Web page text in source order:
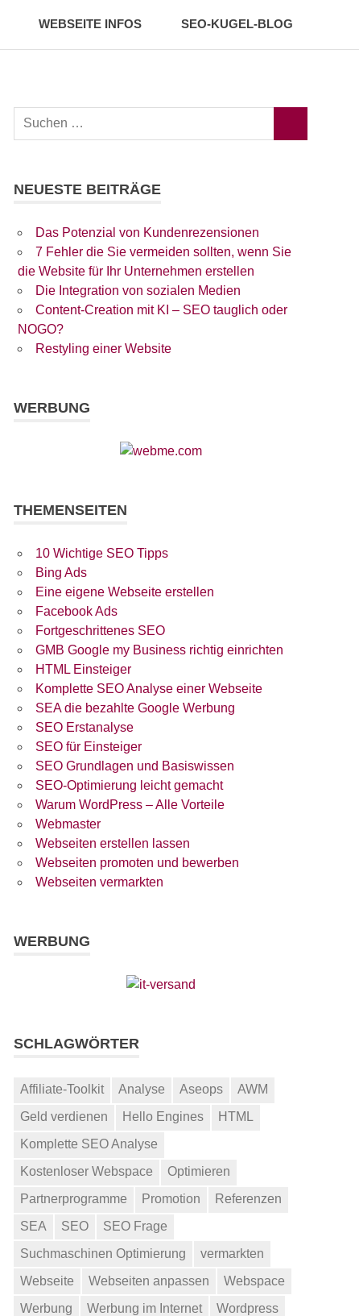
WEBSEITE INFOS SEO-KUGEL-BLOG
Suchen
NEUESTE BEITRÄGE
Das Potenzial von Kundenrezensionen
7 Fehler die Sie vermeiden sollten, wenn Sie
die Website für Ihr Unternehmen erstellen
Die Integration von sozialen Medien
Content-Creation mit KI – SEO tauglich oder
NOGO?
Restyling einer Website
WERBUNG
THEMENSEITEN
10 Wichtige SEO Tipps
Bing Ads
Eine eigene Webseite erstellen
Facebook Ads
Fortgeschrittenes SEO
GMB Google my Business richtig einrichten
HTML Einsteiger
Komplette SEO Analyse einer Webseite
SEA die bezahlte Google Werbung
SEO Erstanalyse
SEO für Einsteiger
SEO Grundlagen und Basiswissen
SEO-Optimierung leicht gemacht
Warum WordPress – Alle Vorteile
Webmaster
Webseiten erstellen lassen
Webseiten promoten und bewerben
Webseiten vermarkten
WERBUNG
SCHLAGWÖRTER
Affiliate-Toolkit Analyse Aseops
AWM
Geld verdienen
Hello Engines
HTML
Komplette SEO Analyse
Kostenloser Webspace
Optimieren
Partnerprogramme
Promotion
Referenzen
SEA
SEO
SEO Frage
Suchmaschinen Optimierung
vermarkten
Webseite
Webseiten anpassen
Webspace
Werbung
Werbung im Internet
Wordpress